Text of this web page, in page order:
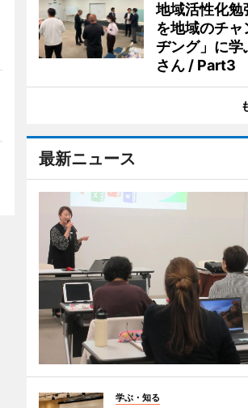
地域活性化
を地域のチ
ヂング」に
さん / Part3
最新ニュース
学ぶ・知る